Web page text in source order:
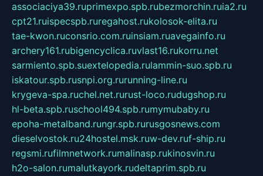
associaciya39.ruprimexpo.spb.rubezmorchin.ruia2.ru
cpt21.ruispecspb.ruregahost.rukolosok-elita.ru
tae-kwon.ruconsrio.com.ruinsiam.ruavegainfo.ru
archery161.rubigencyclica.ruvlast16.rukorru.net
sarmiento.spb.suextelopedia.rulammin-suo.spb.ru
iskatour.spb.rusnpi.org.rurunning-line.ru
krygeva-spa.ruchel.net.rurust-loco.rudugshop.ru
hl-beta.spb.ruschool494.spb.rumymubaby.ru
epoha-metalband.rungr.spb.rurusgosnews.com
dieselvostok.ru24hostel.msk.ruw-dev.ruf-ship.ru
regsmi.rufilmnetwork.rumalinasp.rukinosvin.ru
h2o-salon.rumalutkayork.rudeltaprim.spb.ru